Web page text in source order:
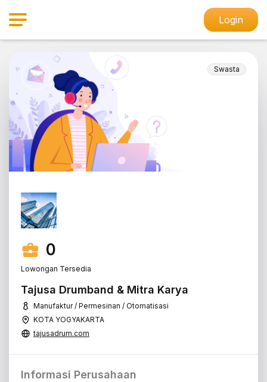
Login
Swasta
0
Lowongan Tersedia
Tajusa Drumband & Mitra Karya
Manufaktur / Permesinan / Otomatisasi
KOTA YOGYAKARTA
tajusadrum.com
Informasi Perusahaan